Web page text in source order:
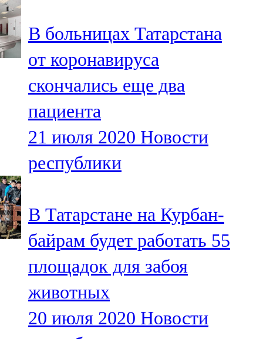
103,0 FM
Чүпрәле
91,0 FM
Шәмәрдән
102,3 FM
Яңа чишмә
Яр Чаллы
105,5 FM
В больницах Татарстана
от коронавируса
скончались еще два
пациента
21 июля 2020 Новости
республики
В Татарстане на Курбан-
байрам будет работать 55
площадок для забоя
животных
20 июля 2020 Новости